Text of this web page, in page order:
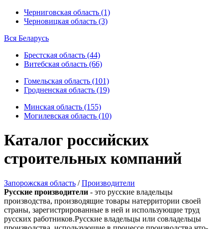
Черниговская область (1)
Черновицкая область (3)
Вся Беларусь
Брестская область (44)
Витебская область (66)
Гомельская область (101)
Гродненская область (19)
Минская область (155)
Могилевская область (10)
Каталог российских
строительных компаний
Запорожская область /Производители
Русские производители - это русские владельцы
производства, производящие товары натерритории своей
страны, зарегистрированные в ней и использующие труд
русских работников.Русские владельцы или совладельцы